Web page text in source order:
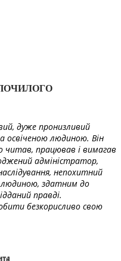
дуже пронизливий
освіченою людиною. Він
читав, працював і вимагав
адміністратор,
непохитний
здатним до
правді.
безкорисливо свою